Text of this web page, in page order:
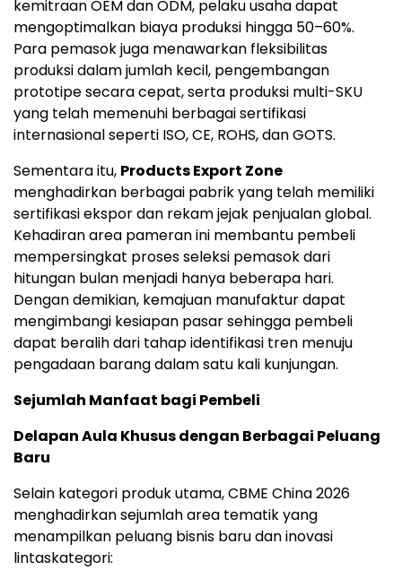
kemitraan OEM dan ODM, pelaku usaha dapat
mengoptimalkan biaya produksi hingga 50–60%.
Para pemasok juga menawarkan fleksibilitas
produksi dalam jumlah kecil, pengembangan
prototipe secara cepat, serta produksi multi-SKU
yang telah memenuhi berbagai sertifikasi
internasional seperti ISO, CE, ROHS, dan GOTS.
Sementara itu, Products Export Zone
menghadirkan berbagai pabrik yang telah memiliki
sertifikasi ekspor dan rekam jejak penjualan global.
Kehadiran area pameran ini membantu pembeli
mempersingkat proses seleksi pemasok dari
hitungan bulan menjadi hanya beberapa hari.
Dengan demikian, kemajuan manufaktur dapat
mengimbangi kesiapan pasar sehingga pembeli
dapat beralih dari tahap identifikasi tren menuju
pengadaan barang dalam satu kali kunjungan.
Sejumlah Manfaat bagi Pembeli
Delapan Aula Khusus dengan Berbagai Peluang
Baru
Selain kategori produk utama, CBME China 2026
menghadirkan sejumlah area tematik yang
menampilkan peluang bisnis baru dan inovasi
lintaskategori: